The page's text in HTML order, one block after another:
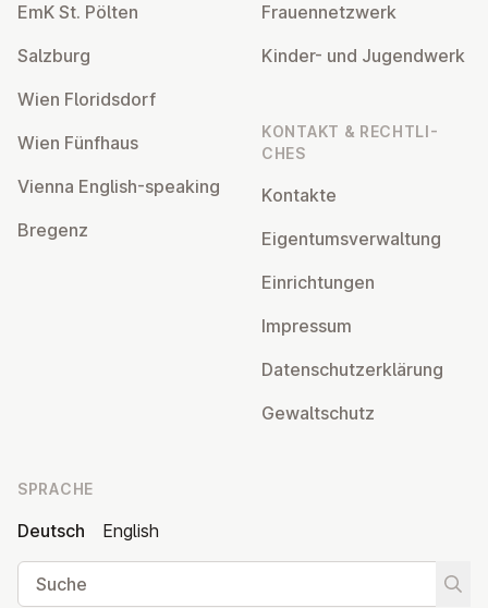
EmK St. Pölten
Salzburg
Wien Flo­rids­dorf
Wien Fünfhaus
Vienna English-speaking
Bregenz
Frau­en­netz­werk
Kinder- und Ju­gend­werk
KONTAKT & RECHT­LI­
CHES
Kontakte
Ei­gen­tums­ver­wal­tung
Ein­rich­tun­gen
Impressum
Da­ten­schutz­er­klä­rung
Ge­walt­schutz
SPRACHE
Deutsch
English
Suche